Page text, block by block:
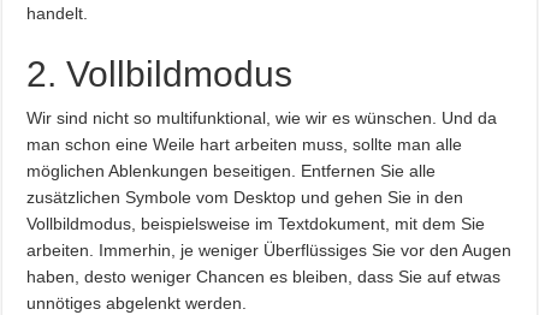
handelt.
2. Vollbildmodus
Wir sind nicht so multifunktional, wie wir es wünschen. Und da
man schon eine Weile hart arbeiten muss, sollte man alle
möglichen Ablenkungen beseitigen. Entfernen Sie alle
zusätzlichen Symbole vom Desktop und gehen Sie in den
Vollbildmodus, beispielsweise im Textdokument, mit dem Sie
arbeiten. Immerhin, je weniger Überflüssiges Sie vor den Augen
haben, desto weniger Chancen es bleiben, dass Sie auf etwas
unnötiges abgelenkt werden.